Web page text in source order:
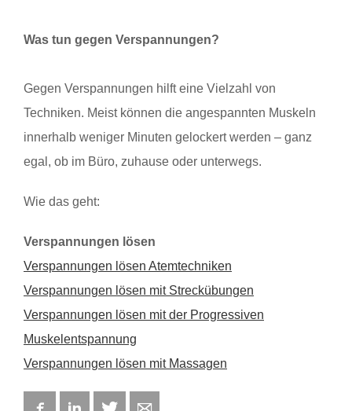
Was tun gegen Verspannungen?
Gegen Verspannungen hilft eine Vielzahl von
Techniken. Meist können die angespannten Muskeln
innerhalb weniger Minuten gelockert werden – ganz
egal, ob im Büro, zuhause oder unterwegs.
Wie das geht:
Verspannungen lösen
Verspannungen lösen Atemtechniken
Verspannungen lösen mit Streckübungen
Verspannungen lösen mit der Progressiven
Muskelentspannung
Verspannungen lösen mit Massagen